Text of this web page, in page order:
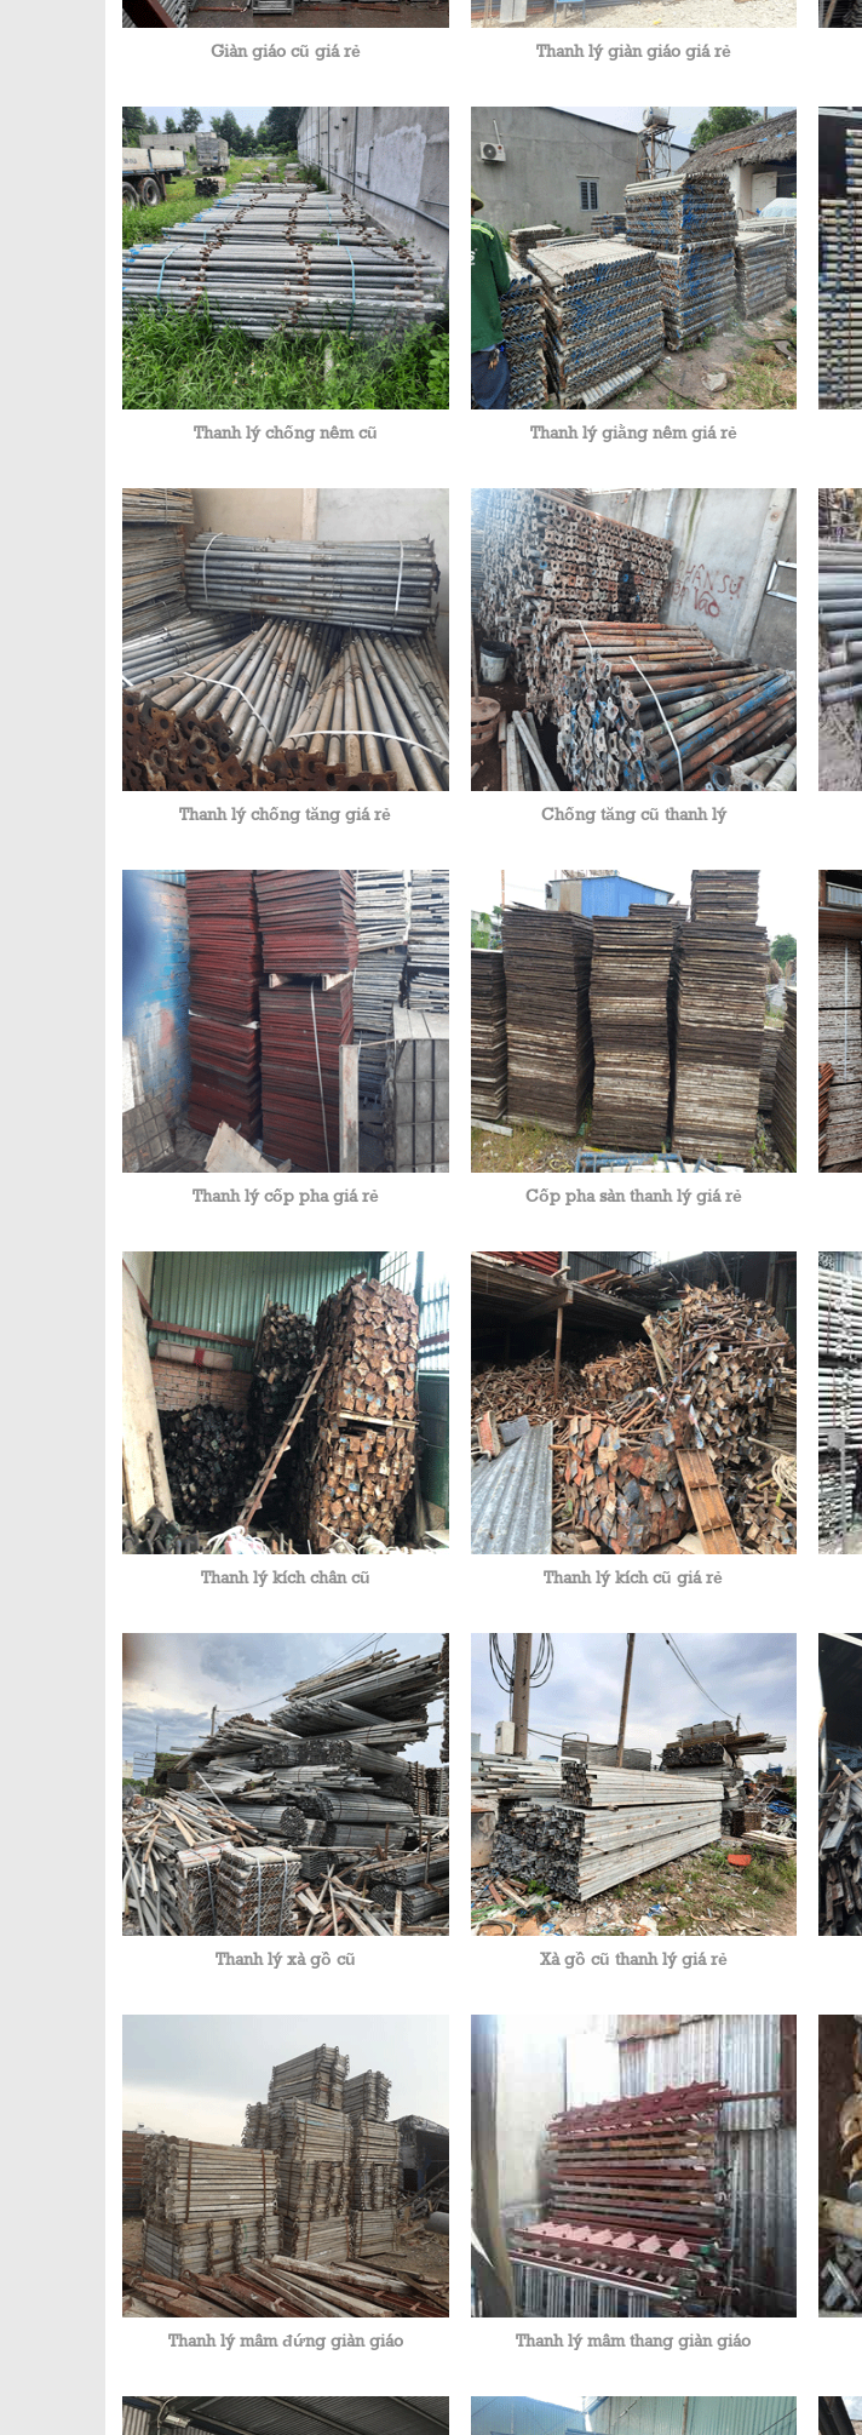
Giàn giáo cũ giá rẻ Thanh lý giàn giáo giá rẻ
Thanh lý chống nêm cũ Thanh lý giằng nêm giá rẻ
Thanh lý chống tăng giá rẻ Chống tăng cũ thanh lý
Thanh lý cốp pha giá rẻ Cốp pha sàn thanh lý giá rẻ
Thanh lý kích chân cũ Thanh lý kích cũ giá rẻ
Thanh lý xà gồ cũ Xà gồ cũ thanh lý giá rẻ
Thanh lý mâm đứng giàn giáo Thanh lý mâm thang giàn giáo